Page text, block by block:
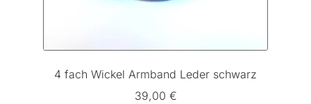
4 fach Wickel Armband Leder schwarz
39,00 €